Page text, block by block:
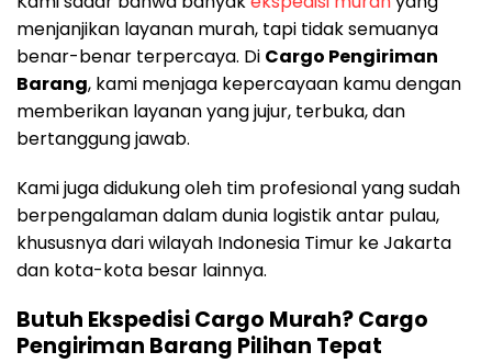
menjanjikan layanan murah, tapi tidak semuanya
benar-benar terpercaya. Di Cargo Pengiriman
Barang, kami menjaga kepercayaan kamu dengan
memberikan layanan yang jujur, terbuka, dan
bertanggung jawab.
Kami juga didukung oleh tim profesional yang sudah
berpengalaman dalam dunia logistik antar pulau,
khususnya dari wilayah Indonesia Timur ke Jakarta
dan kota-kota besar lainnya.
Butuh Ekspedisi Cargo Murah? Cargo
Pengiriman Barang Pilihan Tepat